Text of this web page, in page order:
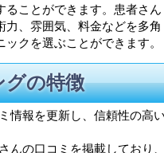
ることができます。患者さん
、雰囲気、料金などを多角
クを選ぶことができます。
の特徴
情報を更新し、信頼性の高
んの口コミを掲載しており